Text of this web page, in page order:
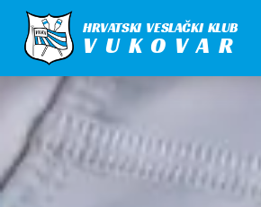
HRVATSKI VESLAČKI KLUB
VUKOVAR